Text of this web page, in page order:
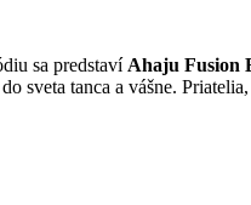
sa predstaví Ahaju Fusion
tanca a vášne.